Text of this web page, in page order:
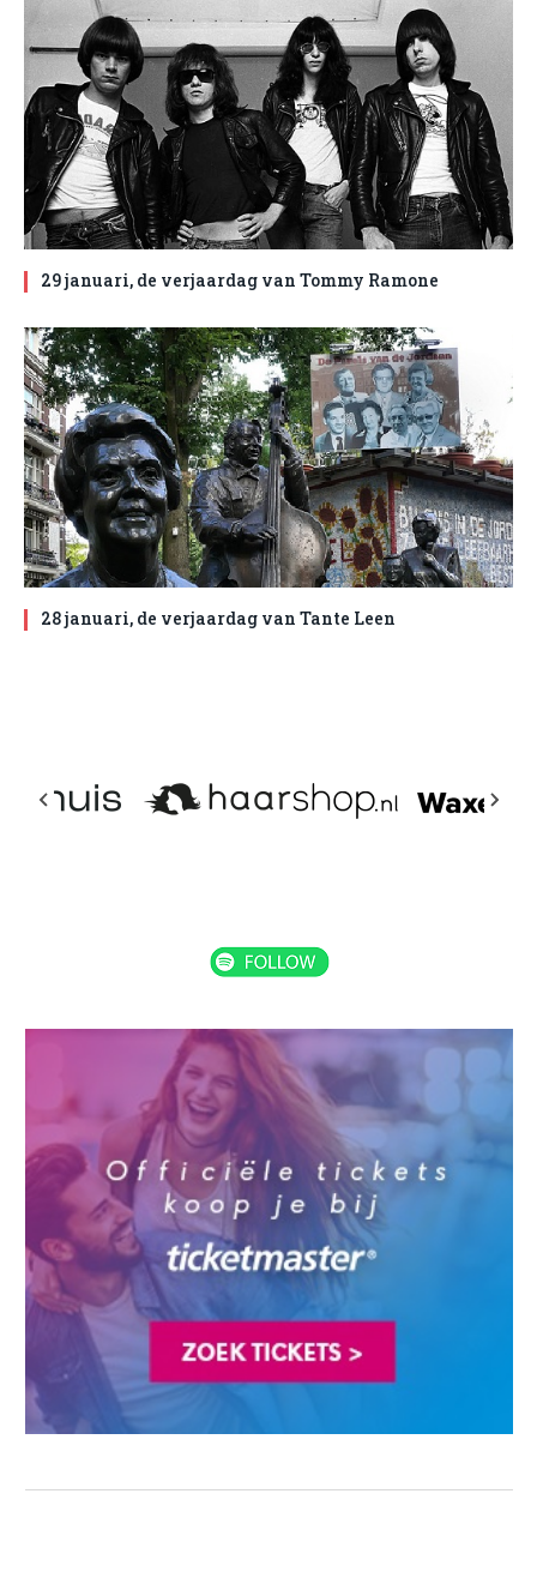
29 januari, de verjaardag van Tommy Ramone
28 januari, de verjaardag van Tante Leen